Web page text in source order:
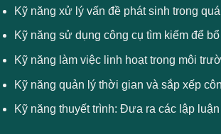
Kỹ năng xử lý vấn đề phát sinh trong
Kỹ năng sử dụng công cụ tìm kiếm để
Kỹ năng làm việc linh hoạt trong môi
Kỹ năng quản lý thời gian và sắp xếp
Kỹ năng thuyết trình: Đưa ra các lập